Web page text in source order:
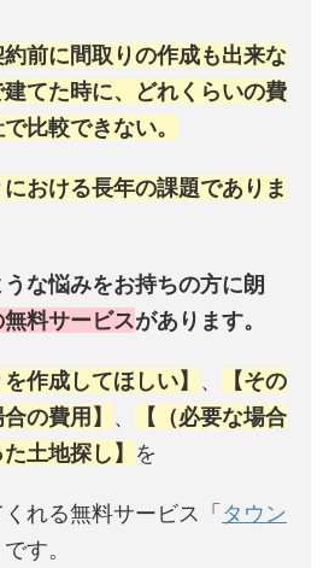
前に間取りの作成も出来な
てた時に、どれくらいの費
比較できない。
おける長年の課題でありま
な悩みをお持ちの方に朗
料サービスがあります。
作成してほしい】 、
【その
の費用】 、
【（必要な場合
土地探し】 を
れる無料サービス「タウン
です。